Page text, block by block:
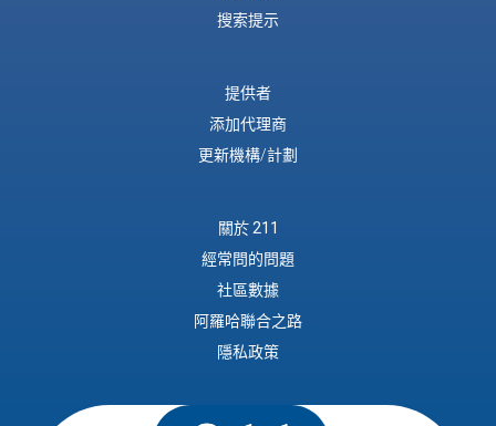
搜索提示
提供者
添加代理商
更新機構/計劃
關於 211
經常問的問題
社區數據
阿羅哈聯合之路
隱私政策